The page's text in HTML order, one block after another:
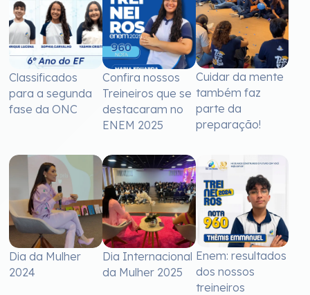
Classificados
para a segunda
fase da ONC
Confira nossos
Treineiros que se
destacaram no
ENEM 2025
Cuidar da mente
também faz
parte da
preparação!
Dia da Mulher
2024
Dia Internacional
da Mulher 2025
Enem: resultados
dos nossos
treineiros